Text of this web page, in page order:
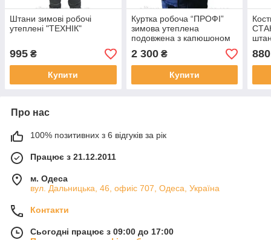
Штани зимові робочі
утеплені "ТЕХНІК"
995 ₴
Купити
Куртка робоча “ПРОФІ”
зимова утеплена
подовжена з капюшоном
синя з червоними
вставками
2 300₴
Купити
880
Про нас
100% позитивних з 6 відгуків за рік
Працює з 21.12.2011
м. Одеса
вул. Дальницька, 46, офиіс 707, Одеса, Україна
Контакти
Сьогодні працює з 09:00 до 17:00